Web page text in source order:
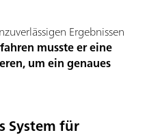
Ergebnissen
musste er eine
um ein genaues
System für